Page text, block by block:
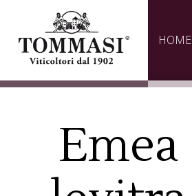
HOME
Emea